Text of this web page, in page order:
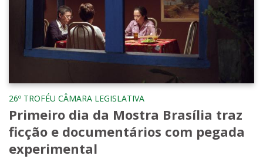
26º TROFÉU CÂMARA LEGISLATIVA
Primeiro dia da Mostra Brasília traz
ficção e documentários com pegada
experimental